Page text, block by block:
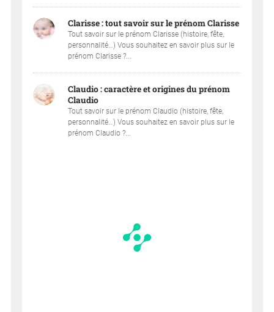
Clarisse : tout savoir sur le prénom Clarisse
Tout savoir sur le prénom Clarisse (histoire, fête,
personnalité…) Vous souhaitez en savoir plus sur le
prénom Clarisse ?...
Claudio : caractère et origines du prénom
Claudio
Tout savoir sur le prénom Claudio (histoire, fête,
personnalité…) Vous souhaitez en savoir plus sur le
prénom Claudio ?...